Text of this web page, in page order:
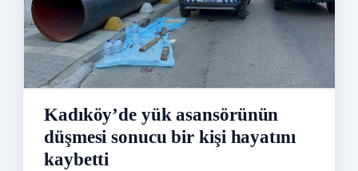
Kadıköy’de yük asansörünün
düşmesi sonucu bir kişi hayatını
kaybetti